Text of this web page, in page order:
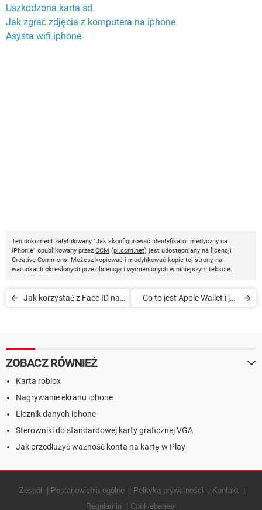
Uszkodzona karta sd
Jak zgrać zdjęcia z komputera na iphone
Asysta wifi iphone
Ten dokument zatytułowany "Jak skonfigurować identyfikator medyczny na
iPhonie" opublikowany przez CCM (pl.ccm.net) jest udostępniany na licencji
Creative Commons. Możesz kopiować i modyfikować kopie tej strony, na
warunkach określonych przez licencję i wymienionych w niniejszym tekście.
Jak korzystać z Face ID na
Co to jest Apple Wallet i jak
ZOBACZ RÓWNIEŻ
Karta roblox
Nagrywanie ekranu iphone
Licznik danych iphone
Sterowniki do standardowej karty graficznej VGA
Jak przedłużyć ważność konta na kartę w Play
Zespół Postanowienia ogólne Polityką prywatności
Kontakt
Regulamin
Cookiebeheer